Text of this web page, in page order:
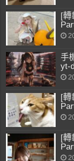
[
手
yt-
[轉
[轉